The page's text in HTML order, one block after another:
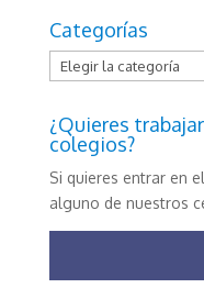
Categorías
Categorías
¿Quieres
colegios?
Si quieres entrar en el
alguno de nuestros